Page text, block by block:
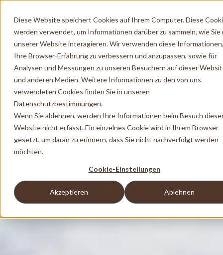
Diese Website speichert Cookies auf Ihrem Computer. Diese
werden verwendet, um Informationen darüber zu sammeln, wie Sie
unserer Website interagieren. Wir verwenden diese
Ihre Browser-Erfahrung zu verbessern und anzupassen, sowie für
Analysen und Messungen zu unseren Besuchern auf dieser
und anderen Medien. Weitere Informationen zu den von uns
verwendeten Cookies finden Sie in unseren
Datenschutzbestimmungen.
Wenn Sie ablehnen, werden Ihre Informationen beim Besuch
Website nicht erfasst. Ein einzelnes Cookie wird in Ihrem Browser
gesetzt, um daran zu erinnern, dass Sie nicht nachverfolgt werden
möchten.
Cookie-Einstellungen
Akzeptieren Ablehnen